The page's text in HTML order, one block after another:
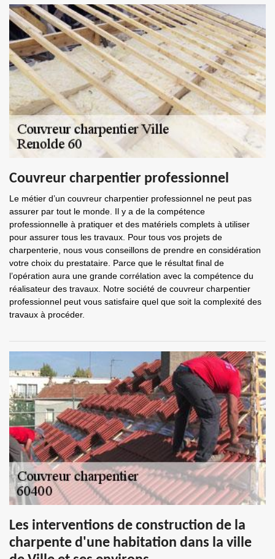
Couvreur charpentier professionnel
Le métier d’un couvreur charpentier professionnel ne peut pas
assurer par tout le monde. Il y a de la compétence
professionnelle à pratiquer et des matériels complets à utiliser
pour assurer tous les travaux. Pour tous vos projets de
charpenterie, nous vous conseillons de prendre en considération
votre choix du prestataire. Parce que le résultat final de
l’opération aura une grande corrélation avec la compétence du
réalisateur des travaux. Notre société de couvreur charpentier
professionnel peut vous satisfaire quel que soit la complexité des
travaux à procéder.
Les interventions de construction de la
charpente d'une habitation dans la ville